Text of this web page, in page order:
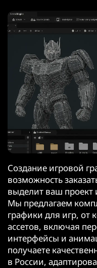
Создание игровой
возможность
выделит ваш проект
Мы предлагаем
графики для игр, от
ассетов, включая
интерфейсы и
получаете
в России,